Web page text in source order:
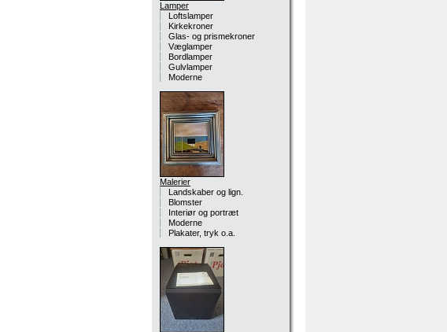
Lamper
Loftslamper
Kirkekroner
Glas- og prismekroner
Væglamper
Bordlamper
Gulvlamper
Moderne
Malerier
Landskaber og lign.
Blomster
Interiør og portræt
Moderne
Plakater, tryk o.a.